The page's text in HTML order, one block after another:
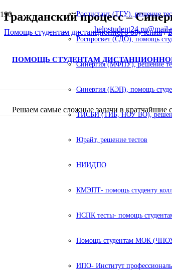
ПОМОЩЬ СТУДЕНТАМ
Решаем самые сложные задачи в кратчайшие
Росдистант (ТГУ), решение
Роспросвет (СДО), помощь
Синергия (МФПУ), решение
Синергия (КЭП), помощь
ТИСБИ (ТИБ, НОУ ВО),
Юрайт, решение тестов
НИИДПО
КМЭПТ- помощь студенту
НСПК тесты- помощь
Помощь студентам МОК
ИПО- Институт
Гражданский процесс –
Помощь студентам дистанционного обучения/